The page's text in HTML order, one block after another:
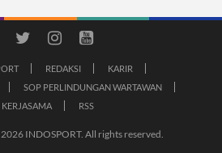
REDAKSI
KARIR
SOP PERLINDUNGAN WARTAWAN
RSS
INDOSPORT. All rights reserved.